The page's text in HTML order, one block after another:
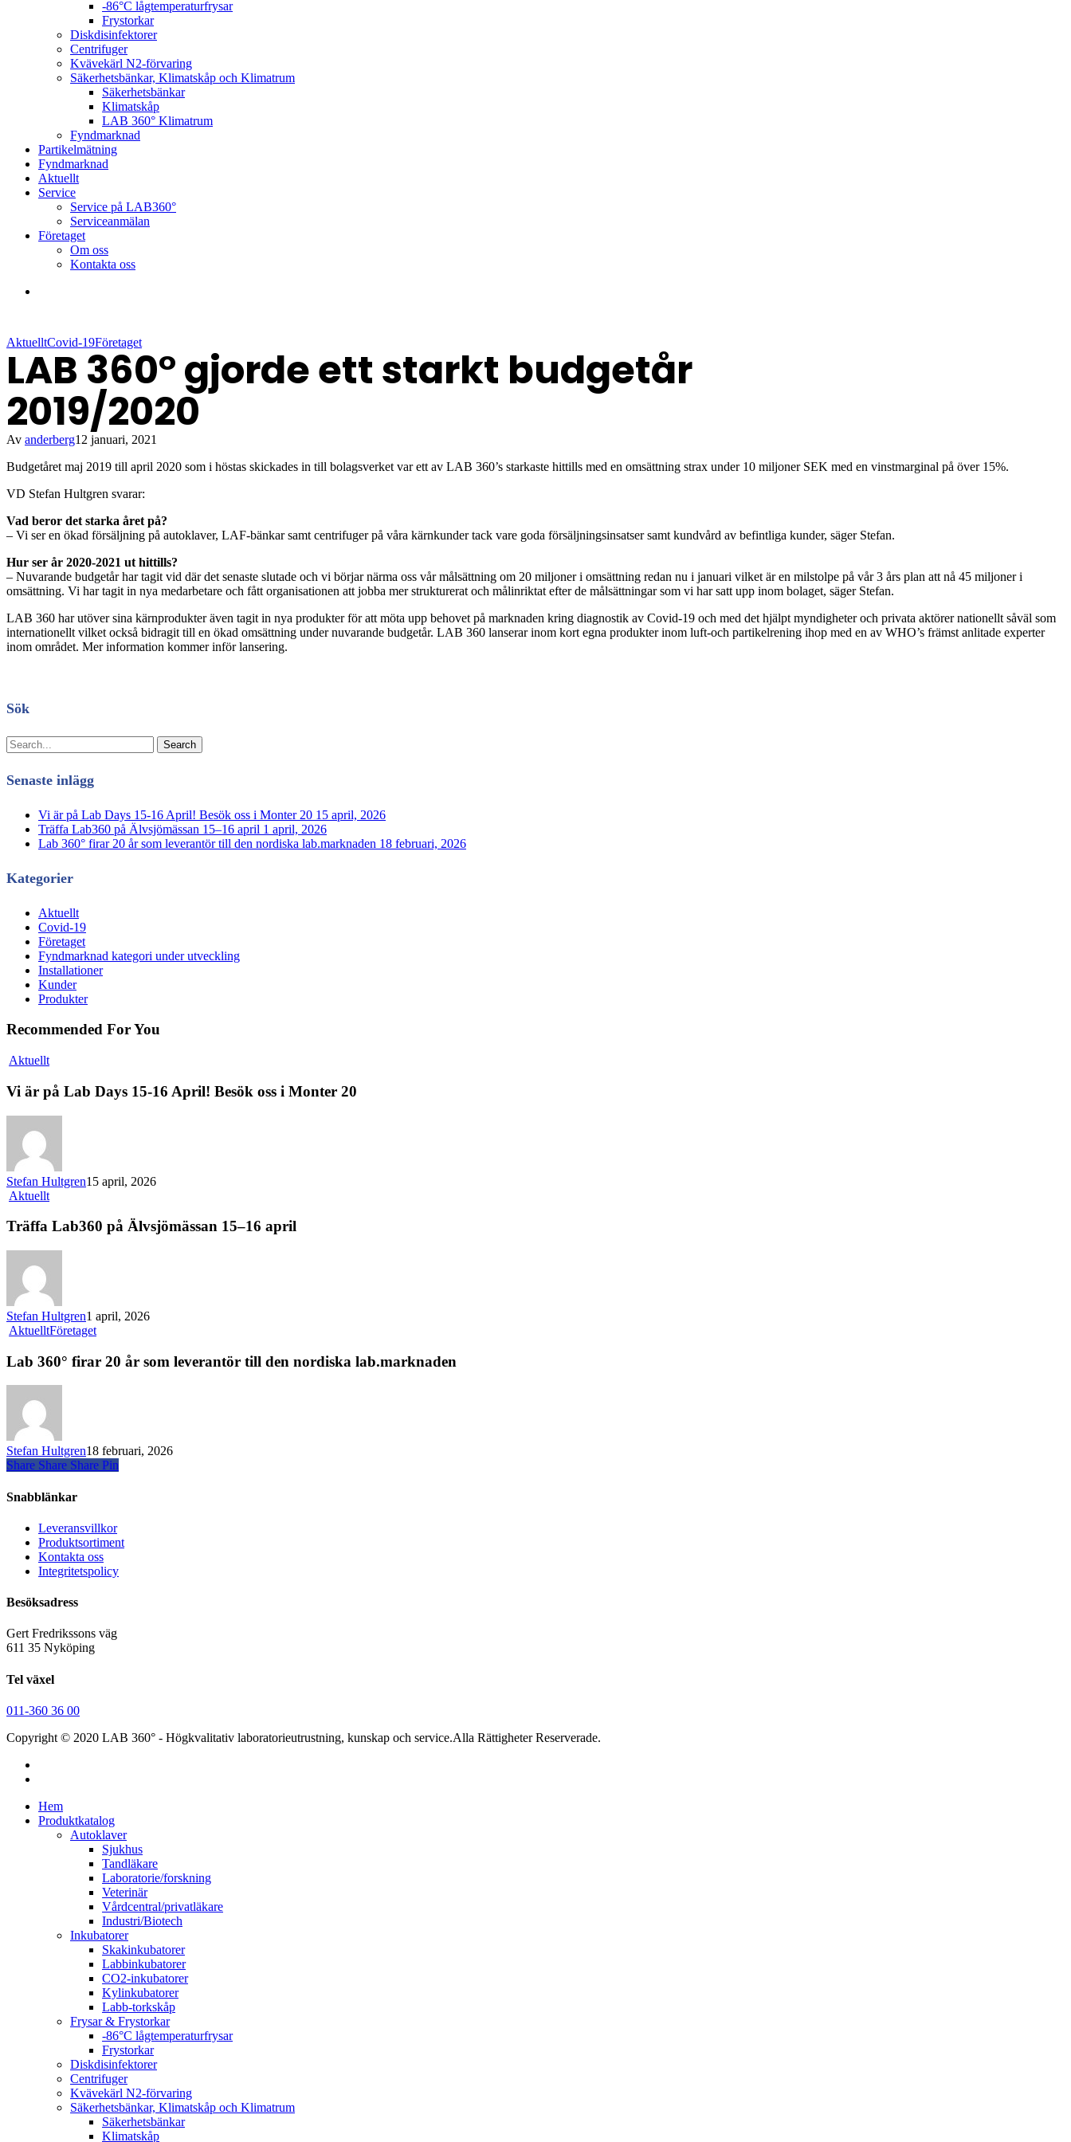
-86°C lågtemperaturfrysar
Frystorkar
Diskdisinfektorer
Centrifuger
Kvävekärl N2-förvaring
Säkerhetsbänkar, Klimatskåp och Klimatrum
Säkerhetsbänkar
Klimatskåp
LAB 360° Klimatrum
Fyndmarknad
Partikelmätning
Fyndmarknad
Aktuellt
Service
Service på LAB360°
Serviceanmälan
Företaget
Om oss
Kontakta oss
AktuelltCovid-19Företaget
LAB 360° gjorde ett starkt budgetår
2019/2020
Av anderberg12 januari, 2021
Budgetåret maj 2019 till april 2020 som i höstas skickades in till bolagsverket var ett av LAB 360’s starkaste hittills med en omsättning strax under 10 miljoner SEK med en vinstmarginal på över 15%.
VD Stefan Hultgren svarar:
Vad beror det starka året på?
– Vi ser en ökad försäljning på autoklaver, LAF-bänkar samt centrifuger på våra kärnkunder tack vare goda försäljningsinsatser samt kundvård av befintliga kunder, säger Stefan.
Hur ser år 2020-2021 ut hittills?
– Nuvarande budgetår har tagit vid där det senaste slutade och vi börjar närma oss vår målsättning om 20 miljoner i omsättning redan nu i januari vilket är en milstolpe på vår 3 års plan att nå 45 miljoner i
omsättning. Vi har tagit in nya medarbetare och fått organisationen att jobba mer strukturerat och målinriktat efter de målsättningar som vi har satt upp inom bolaget, säger Stefan.
LAB 360 har utöver sina kärnprodukter även tagit in nya produkter för att möta upp behovet på marknaden kring diagnostik av Covid-19 och med det hjälpt myndigheter och privata aktörer nationellt såväl som
internationellt vilket också bidragit till en ökad omsättning under nuvarande budgetår. LAB 360 lanserar inom kort egna produkter inom luft-och partikelrening ihop med en av WHO’s främst anlitade experter
inom området. Mer information kommer inför lansering.
Sök
Search
Senaste inlägg
Vi är på Lab Days 15-16 April! Besök oss i Monter 20 15 april, 2026
Träffa Lab360 på Älvsjömässan 15–16 april 1 april, 2026
Lab 360° firar 20 år som leverantör till den nordiska lab.marknaden 18 februari, 2026
Kategorier
Aktuellt
Covid-19
Företaget
Fyndmarknad kategori under utveckling
Installationer
Kunder
Produkter
Recommended For You
AktuelltVi
på
Days
April!
Besök
oss
i
20
Vi är på Lab Days 15-16 April! Besök oss i Monter 20
Stefan Hultgren15 april, 2026
AktuelltTräffa
på
Älvsjömässan
15–
Träffa Lab360 på Älvsjömässan 15–16 april
Stefan Hultgren1 april, 2026
AktuelltFöretagetLab
firar
den
nordiska
lab.marknaden
Lab 360° firar 20 år som leverantör till den nordiska lab.marknaden
Stefan Hultgren18 februari, 2026
Share
Share Share Share Pin
Snabblänkar
Leveransvillkor
Produktsortiment
Kontakta oss
Integritetspolicy
Besöksadress
Gert Fredrikssons väg
611 35 Nyköping
Tel växel
011-360 36 00
Copyright © 2020 LAB 360° - Högkvalitativ laboratorieutrustning, kunskap och service.Alla Rättigheter Reserverade.
Close
Menu
Hem
Produktkatalog
Autoklaver
Sjukhus
Tandläkare
Laboratorie/forskning
Veterinär
Vårdcentral/privatläkare
Industri/Biotech
Inkubatorer
Skakinkubatorer
Labbinkubatorer
CO2-inkubatorer
Kylinkubatorer
Labb-torkskåp
Frysar & Frystorkar
-86°C lågtemperaturfrysar
Frystorkar
Diskdisinfektorer
Centrifuger
Kvävekärl N2-förvaring
Säkerhetsbänkar, Klimatskåp och Klimatrum
Säkerhetsbänkar
Klimatskåp